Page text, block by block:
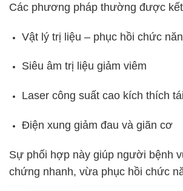
Các phương pháp thường được
Vật lý trị liệu – phục hồi chức
Siêu âm trị liệu giảm viêm
Laser công suất cao kích thích
Điện xung giảm đau và giãn cơ
Sự phối hợp này giúp người bệnh
chứng nhanh, vừa phục hồi chức